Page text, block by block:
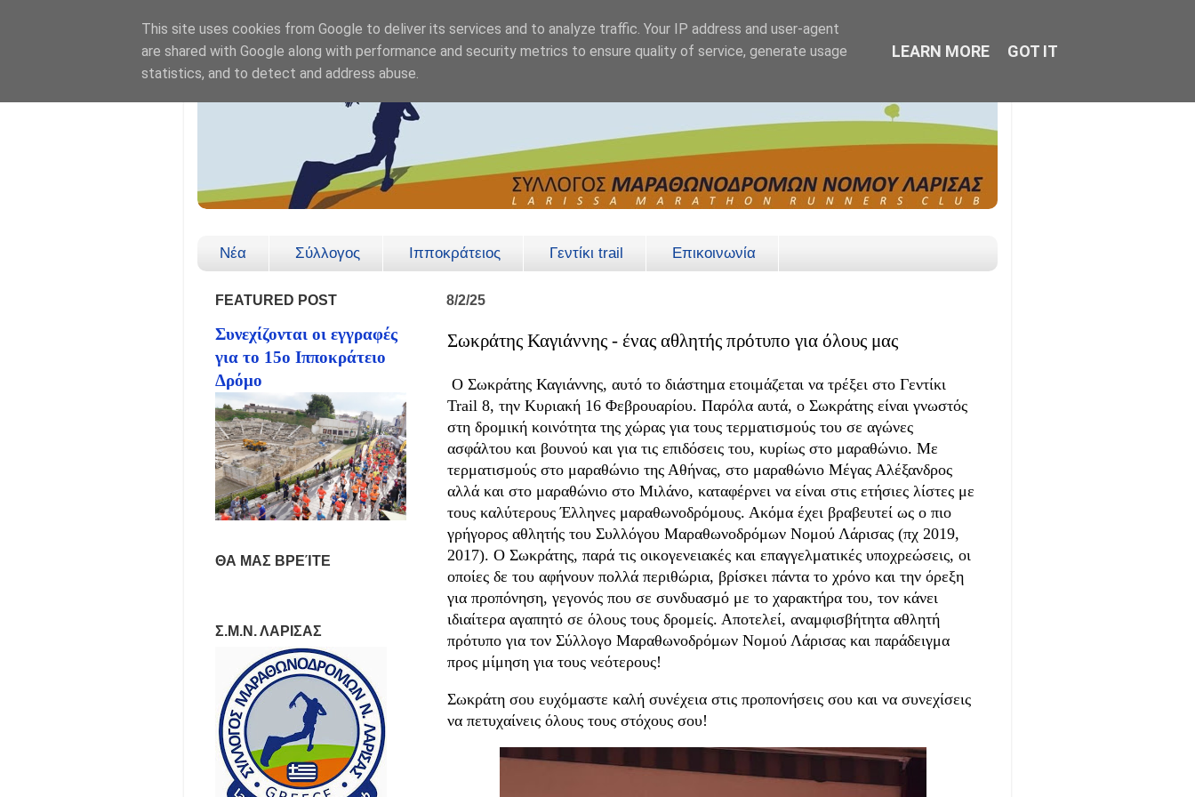
Νέα Σύλλογος Ιπποκράτειος Γεντίκι trail Επικοινωνία
8/2/25
Σωκράτης Καγιάννης - ένας αθλητής πρότυπο για όλους μας
Ο Σωκράτης Καγιάννης, αυτό το διάστημα ετοιμάζεται να τρέξει στο Γεντίκι
Trail 8, την Κυριακή 16 Φεβρουαρίου. Παρόλα αυτά, ο Σωκράτης είναι γνωστός
στη δρομική κοινότητα της χώρας για τους τερματισμούς του σε αγώνες
ασφάλτου και βουνού και για τις επιδόσεις του, κυρίως στο μαραθώνιο. Με
τερματισμούς στο μαραθώνιο της Αθήνας, στο μαραθώνιο Μέγας Αλέξανδρος
αλλά και στο μαραθώνιο στο Μιλάνο, καταφέρνει να είναι στις ετήσιες λίστες με
τους καλύτερους Έλληνες μαραθωνοδρόμους. Ακόμα έχει βραβευτεί ως ο πιο
γρήγορος αθλητής του Συλλόγου Μαραθωνοδρόμων Νομού Λάρισας (πχ 2019,
2017). Ο Σωκράτης, παρά τις οικογενειακές και επαγγελματικές υποχρεώσεις, οι
οποίες δε του αφήνουν πολλά περιθώρια, βρίσκει πάντα το χρόνο και την όρεξη
για προπόνηση, γεγονός που σε συνδυασμό με το χαρακτήρα του, τον κάνει
ιδιαίτερα αγαπητό σε όλους τους δρομείς. Αποτελεί, αναμφισβήτητα αθλητή
πρότυπο για τον Σύλλογο Μαραθωνοδρόμων Νομού Λάρισας και παράδειγμα
προς μίμηση για τους νεότερους!
Σωκράτη σου ευχόμαστε καλή συνέχεια στις προπονήσεις σου και να συνεχίσεις
να πετυχαίνεις όλους τους στόχους σου!
FEATURED POST
Συνεχίζονται οι εγγραφές
για το 15ο Ιπποκράτειο
Δρόμο
ΘΑ ΜΑΣ ΒΡΕΊΤΕ
Σ.Μ.Ν. ΛΑΡΙΣΑΣ
This site uses cookies from Google to deliver its services and to analyze traffic. Your IP address and user-agent
are shared with Google along with performance and security metrics to ensure quality of service, generate usage
statistics, and to detect and address abuse.
LEARN MORE GOT IT